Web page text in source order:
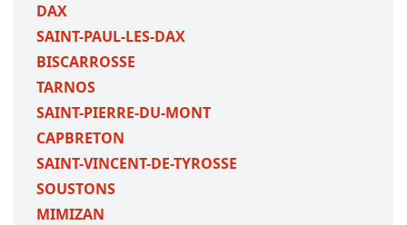
DAX
SAINT-PAUL-LES-DAX
BISCARROSSE
TARNOS
SAINT-PIERRE-DU-MONT
CAPBRETON
SAINT-VINCENT-DE-TYROSSE
SOUSTONS
MIMIZAN